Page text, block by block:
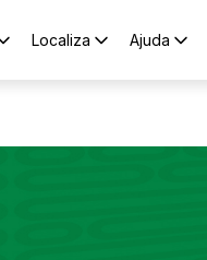
Localiza Ajuda